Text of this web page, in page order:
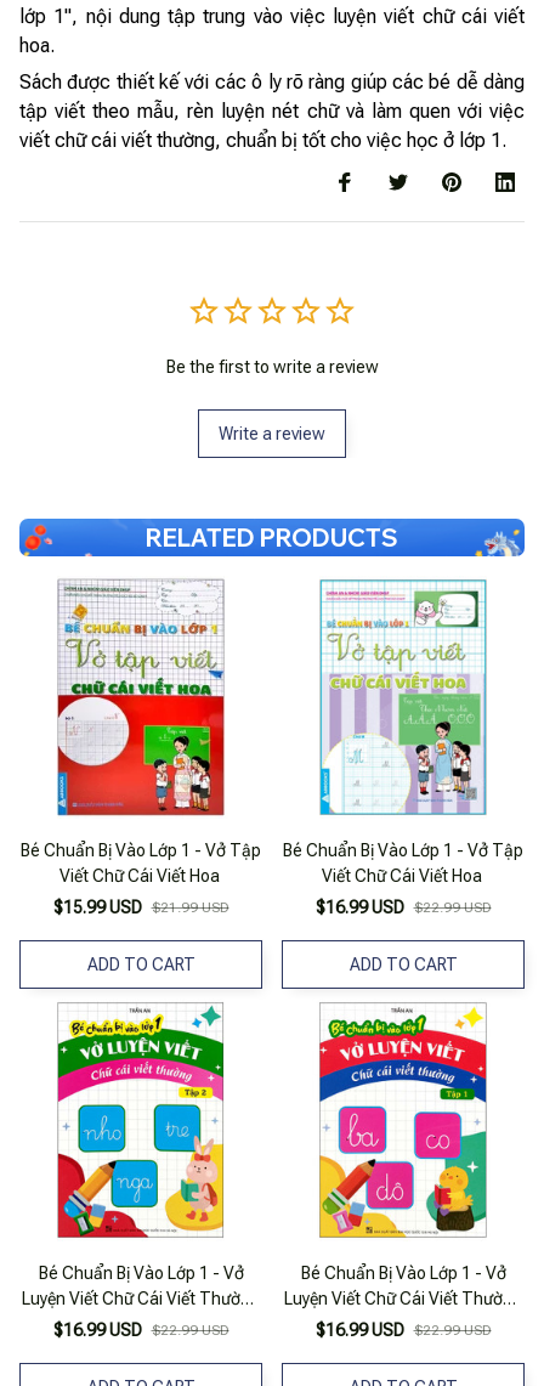
lớp 1", nội dung tập trung vào việc luyện viết chữ cái viết
hoa.
Sách được thiết kế với các ô ly rõ ràng giúp các bé dễ dàng
tập viết theo mẫu, rèn luyện nét chữ và làm quen với việc
viết chữ cái viết thường, chuẩn bị tốt cho việc học ở lớp 1.
Be the first to write a review
Write a review
RELATED PRODUCTS
Bé Chuẩn Bị Vào Lớp 1 - Vở Tập
Viết Chữ Cái Viết Hoa
$15.99 USD $21.99 USD
ADD TO CART
Bé Chuẩn Bị Vào Lớp 1 - Vở Tập
Viết Chữ Cái Viết Hoa
$16.99 USD $22.99 USD
ADD TO CART
Bé Chuẩn Bị Vào Lớp 1 - Vở
Luyện Viết Chữ Cái Viết Thường
- Tập 2
$16.99 USD $22.99 USD
Bé Chuẩn Bị Vào Lớp 1 - Vở
Luyện Viết Chữ Cái Viết Thường
- Tập 1
$16.99 USD $22.99 USD